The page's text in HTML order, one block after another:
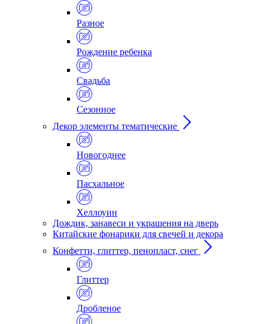
Разное
Рождение ребенка
Свадьба
Сезонное
Декор элементы тематические
Новогоднее
Пасхальное
Хеллоуин
Дождик, занавеси и украшения на дверь
Китайские фонарики для свечей и декора
Конфетти, глиттер, пенопласт, снег
Глиттер
Дробленое